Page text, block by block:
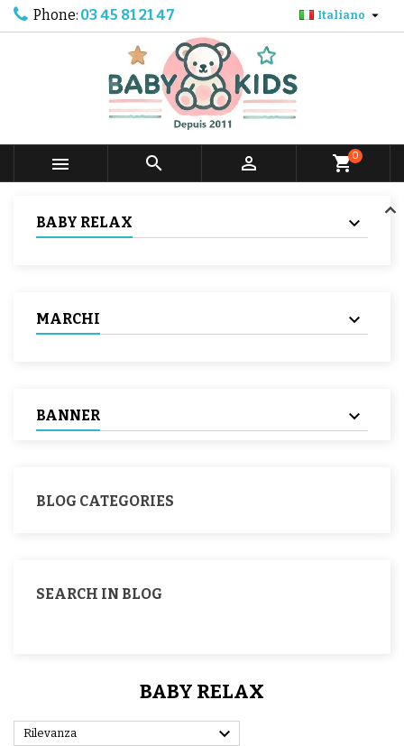
Phone: 03 45 81 21 47 Italiano 
   shopping_cart0
BABY RELAX
MARCHI
BANNER
BLOG CATEGORIES
SEARCH IN BLOG
BABY RELAX
Rilevanza 